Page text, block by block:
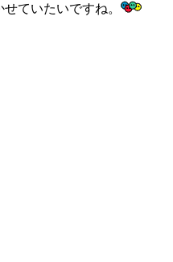
ていたいですね。